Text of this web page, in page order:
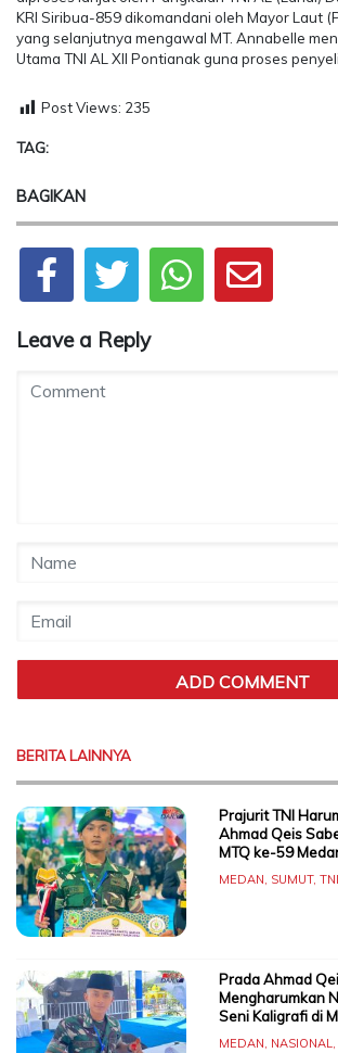
KRI Siribua-859 dikomandani oleh Mayor Laut
yang selanjutnya mengawal MT. Annabelle
Utama TNI AL XII Pontianak guna proses
Post Views: 235
TAG:
BAGIKAN
Leave a Reply
BERITA LAINNYA
Prajurit TNI
Ahmad Qeis
MTQ ke-59
MEDAN SUMUT, TNI
Prada Ahmad
Mengharumkan
Seni Kaligrafi di
MEDAN NASIONAL